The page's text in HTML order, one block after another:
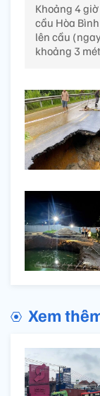
Khoảng 4
cầu Hòa
lên cầu
khoảng 3
Xem